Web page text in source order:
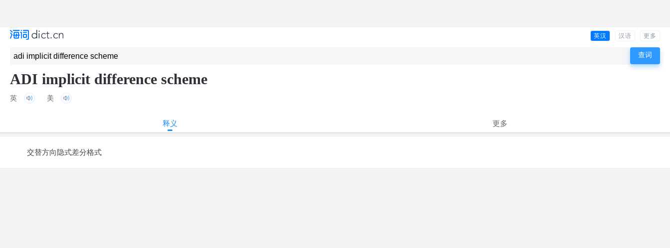
英汉 汉语 更多
ADI implicit difference scheme
英 美
释义 更多
交替方向隐式差分格式